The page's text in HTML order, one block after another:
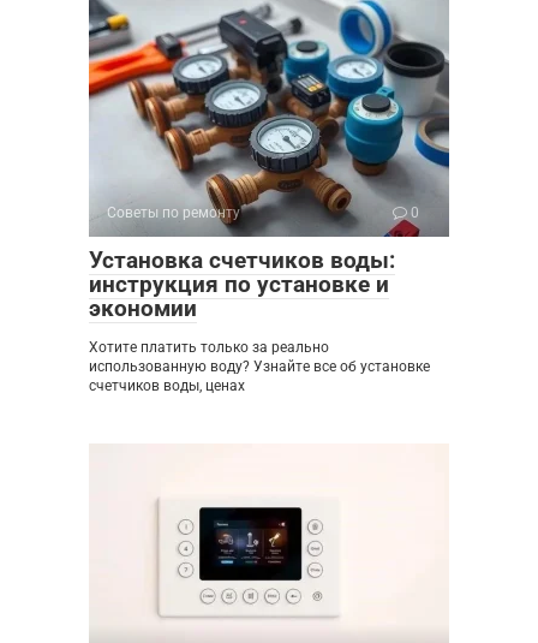
Советы по ремонту 0
Установка счетчиков воды:
инструкция по установке и
экономии
Хотите платить только за реально
использованную воду? Узнайте все об установке
счетчиков воды, ценах